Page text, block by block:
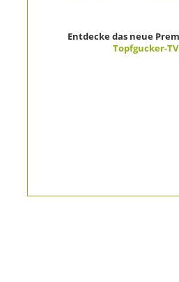
Entdecke das neue
Topfgucker-TV